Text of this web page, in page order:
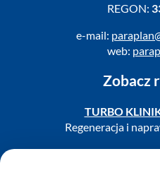
REGON:
e-mail:
web:
Zobacz
TURBO
Regeneracja i
AUTO